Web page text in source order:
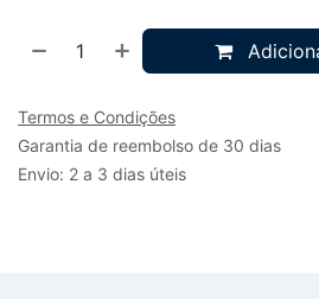
Termos e Condições
Garantia de reembolso de 30 dias
Envio: 2 a 3 dias úteis